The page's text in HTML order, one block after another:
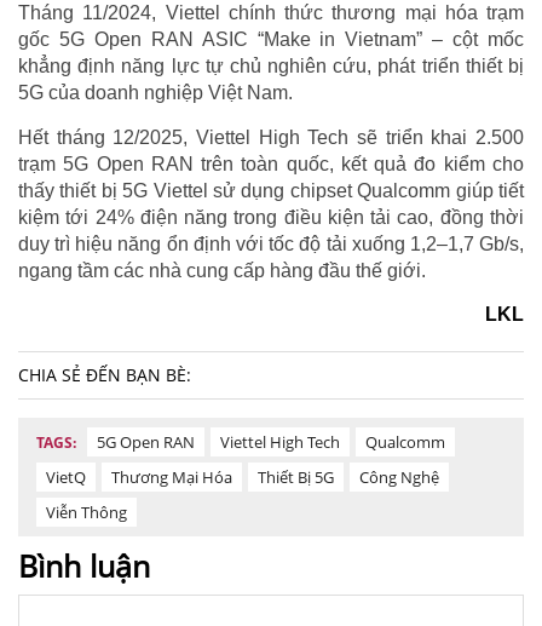
Tháng 11/2024, Viettel chính thức thương mại hóa trạm
gốc 5G Open RAN ASIC “Make in Vietnam” – cột mốc
khẳng định năng lực tự chủ nghiên cứu, phát triển thiết bị
5G của doanh nghiệp Việt Nam.
Hết tháng 12/2025, Viettel High Tech sẽ triển khai 2.500
trạm 5G Open RAN trên toàn quốc, kết quả đo kiểm cho
thấy thiết bị 5G Viettel sử dụng chipset Qualcomm giúp tiết
kiệm tới 24% điện năng trong điều kiện tải cao, đồng thời
duy trì hiệu năng ổn định với tốc độ tải xuống 1,2–1,7 Gb/s,
ngang tầm các nhà cung cấp hàng đầu thế giới.
LKL
CHIA SẺ ĐẾN BẠN BÈ:
TAGS: 5G Open RAN Viettel High Tech
Qualcomm
VietQ
Thương Mại Hóa Thiết Bị 5G
Công Nghệ
Viễn Thông
Bình luận